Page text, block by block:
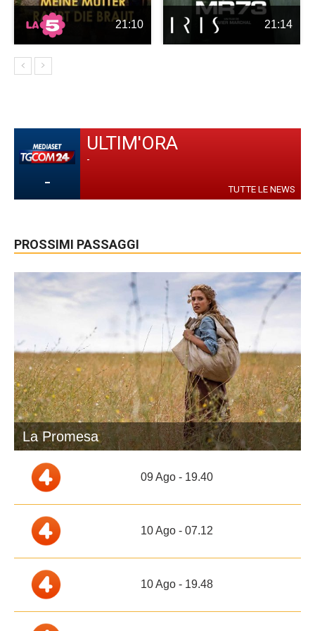
21:10 21:14
-
ULTIM'ORA
-
TUTTE LE NEWS
PROSSIMI PASSAGGI
La Promesa
09 Ago - 19.40
10 Ago - 07.12
10 Ago - 19.48